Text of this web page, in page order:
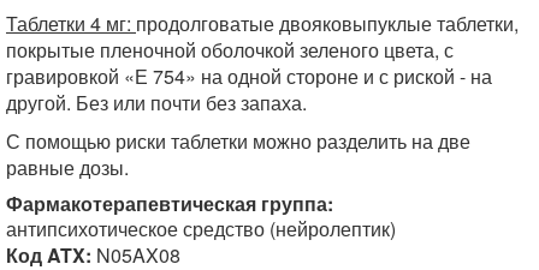
Таблетки 4 мг: продолговатые двояковыпуклые таблетки,
покрытые пленочной оболочкой зеленого цвета, с
гравировкой «Е 754» на одной стороне и с риской - на
другой. Без или почти без запаха.
С помощью риски таблетки можно разделить на две
равные дозы.
Фармакотерапевтическая группа:
антипсихотическое средство (нейролептик)
Код ATX: N05AX08